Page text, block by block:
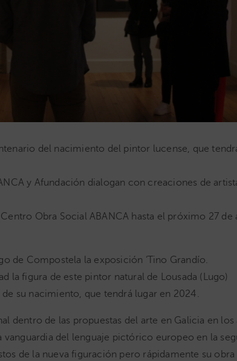
del nacimiento del pintor lucense, que
y Afundación dialogan con creaciones de
Obra Social ABANCA hasta el próximo 27 de
de Compostela la exposición ‘Tino Grandío.
la figura de este pintor natural de Lousada (Lugo)
su nacimiento, que tendrá lugar en 2024.
dentro de las propuestas del arte en Galicia en los
vanguardia del lenguaje pictórico europeo en la
de la nueva figuración pero rápidamente su obra
Inauguramos en el
escrita. Arte y